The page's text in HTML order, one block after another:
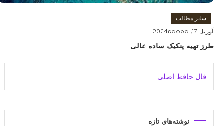
سایر مطالب
آوریل 17, 2024 saeed
طرز تهیه پنکیک ساده عالی
فال حافظ اصلی
نوشته‌های تازه